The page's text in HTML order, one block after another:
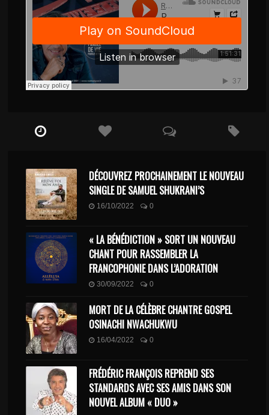
DÉCOUVREZ PROCHAINEMENT LE NOUVEAU
SINGLE DE SAMUEL SHUKRANI’S
16/10/2022 0
« LA BÉNÉDICTION » SORT UN NOUVEAU
CHANT POUR RASSEMBLER LA
FRANCOPHONIE DANS L’ADORATION
30/09/2022 0
MORT DE LA CÉLÈBRE CHANTRE GOSPEL
OSINACHI NWACHUKWU
16/04/2022 0
FRÉDÉRIC FRANÇOIS REPREND SES
STANDARDS AVEC SES AMIS DANS SON
NOUVEL ALBUM « DUO »